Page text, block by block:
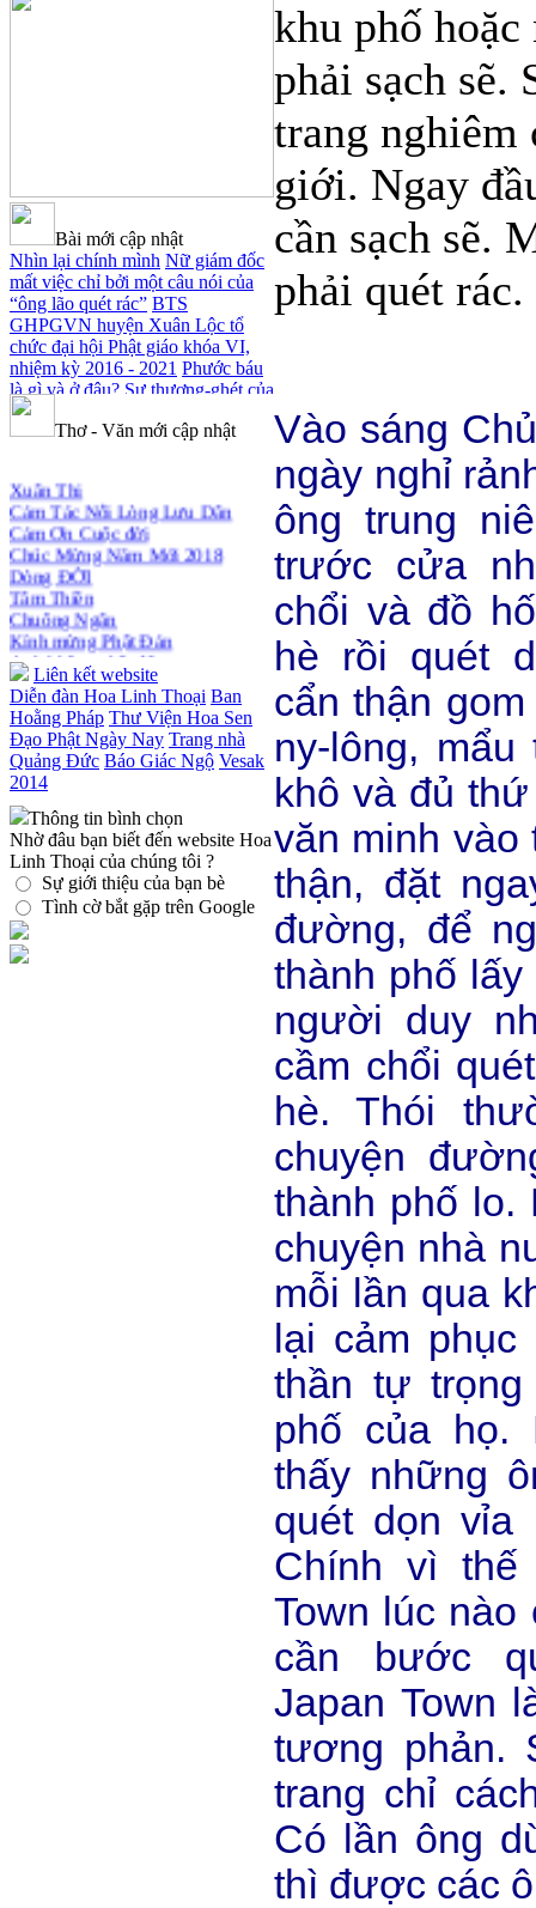
Bài mới cập nhật
Nhìn lại chính mình Nữ giám đốc
mất việc chỉ bởi một câu nói của
“ông lão quét rác” BTS
GHPGVN huyện Xuân Lộc tổ
chức đại hội Phật giáo khóa VI,
nhiệm kỳ 2016 - 2021 Phước báu
là gì và ở đâu? Sự thương-ghét của
con người
Cải đạo: Nguyên nhân & giải pháp
phát quà từ thiện tại xã Cư Yang
Tịnh xá Ngọc Đăng khai giảng
Thiền dành cho Người bận rộn
Thơ - Văn mới cập nhật
Cảm Tác Nỗi Lòng Lưu Dân
Cảm Ơn Cuộc đời
Chúc Mừng Năm Mới 2018
Dòng ĐỜI
Tâm Thiền
Chuông Ngân
Kính mừng Phật Đản
Anh không chết đâu em
Kiếp này
Liên kết website
Diễn đàn Hoa Linh Thoại Ban
Hoằng Pháp Thư Viện Hoa Sen
Đạo Phật Ngày Nay Trang nhà
Quảng Đức Báo Giác Ngộ Vesak
2014
Thông tin bình chọn
Nhờ đâu bạn biết đến website Hoa
Linh Thoại của chúng tôi ?
Sự giới thiệu của bạn bè
Tình cờ bắt gặp trên Google
khu phố
phải sạch sẽ.
trang nghiêm
giới. Ngay
cần sạch sẽ.
phải quét rác.
Vào sáng
ngày nghỉ
ông trung
trước cửa
chổi và đồ
hè rồi quét
cẩn thận
ny-lông,
khô và đủ
văn minh vào
thận, đặt
đường, để
thành phố
người duy
cầm chổi
hè. Thói
chuyện
thành phố lo.
chuyện nhà
mỗi lần qua
lại cảm
thần tự
phố của họ.
thấy những
quét dọn vỉa
Chính vì thế
Town lúc nào
cần bước
Japan Town
tương phản.
trang chỉ
Có lần ông
thì được các